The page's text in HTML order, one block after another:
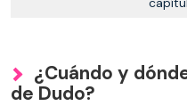
¿Cuándo y
de Dudo?